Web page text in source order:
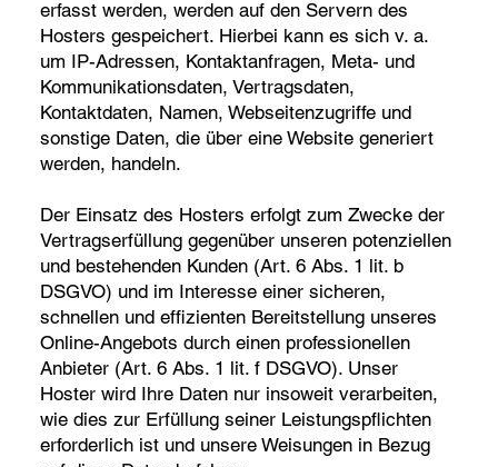
erfasst werden, werden auf den Servern des
Hosters gespeichert. Hierbei kann es sich v. a.
um IP-Adressen, Kontaktanfragen, Meta- und
Kommunikationsdaten, Vertragsdaten,
Kontaktdaten, Namen, Webseitenzugriffe und
sonstige Daten, die über eine Website generiert
werden, handeln.
Der Einsatz des Hosters erfolgt zum Zwecke der
Vertragserfüllung gegenüber unseren potenziellen
und bestehenden Kunden (Art. 6 Abs. 1 lit. b
DSGVO) und im Interesse einer sicheren,
schnellen und effizienten Bereitstellung unseres
Online-Angebots durch einen professionellen
Anbieter (Art. 6 Abs. 1 lit. f DSGVO). Unser
Hoster wird Ihre Daten nur insoweit verarbeiten,
wie dies zur Erfüllung seiner Leistungspflichten
erforderlich ist und unsere Weisungen in Bezug